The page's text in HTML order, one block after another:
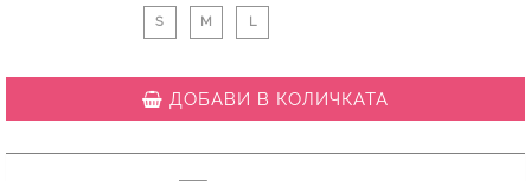
S M L
ДОБАВИ В КОЛИЧКАТА